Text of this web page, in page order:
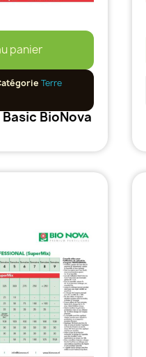
panier
Terre
BioNova